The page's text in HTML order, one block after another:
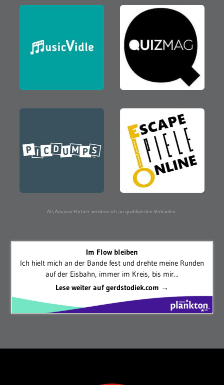
Als Amazon-Partner verdiene ich an qualifizierten Verkäufen.
Im Flow bleiben
Ich hielt mich an der Bande fest und drehte meine Runden
auf der Eisbahn, immer im Kreis, bis mir...
Lese weiter auf gerdstodiek.com →